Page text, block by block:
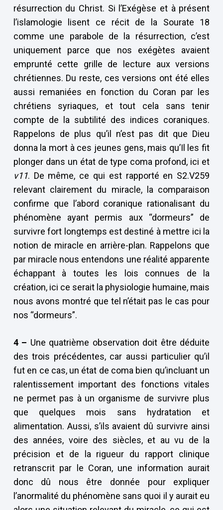
résurrection du Christ. Si l’Exégèse et à présent
l’islamologie lisent ce récit de la Sourate 18
comme une parabole de la résurrection, c’est
uniquement parce que nos exégètes avaient
emprunté cette grille de lecture aux versions
chrétiennes. Du reste, ces versions ont été elles
aussi remaniées en fonction du Coran par les
chrétiens syriaques, et tout cela sans tenir
compte de la subtilité des indices coraniques.
Rappelons de plus qu’il n’est pas dit que Dieu
donna la mort à ces jeunes gens, mais qu’Il les fit
plonger dans un état de type coma profond, ici et
v11. De même, ce qui est rapporté en S2.V259
relevant clairement du miracle, la comparaison
confirme que l’abord coranique rationalisant du
phénomène ayant permis aux “dormeurs” de
survivre fort longtemps est destiné à mettre ici la
notion de miracle en arrière-plan. Rappelons que
par miracle nous entendons une réalité apparente
échappant à toutes les lois connues de la
création, ici ce serait la physiologie humaine, mais
nous avons montré que tel n’était pas le cas pour
nos “dormeurs”.
4 – Une quatrième observation doit être déduite
des trois précédentes, car aussi particulier qu’il
fut en ce cas, un état de coma bien qu’incluant un
ralentissement important des fonctions vitales
ne permet pas à un organisme de survivre plus
que quelques mois sans hydratation et
alimentation. Aussi, s’ils avaient dû survivre ainsi
des années, voire des siècles, et au vu de la
précision et de la rigueur du rapport clinique
retranscrit par le Coran, une information aurait
donc dû nous être donnée pour expliquer
l’anormalité du phénomène sans quoi il y aurait eu